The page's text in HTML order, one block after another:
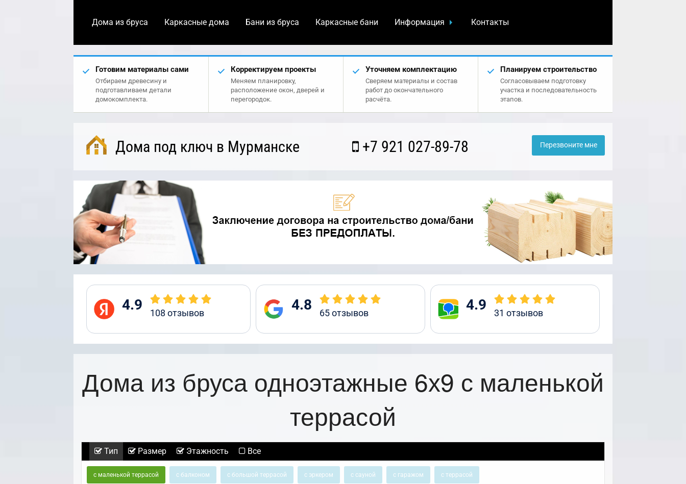
Дома из бруса Каркасные дома Бани из бруса Каркасные бани Информация Контакты
Готовим материалы сами
Отбираем древесину и
подготавливаем детали
домокомплекта.
Корректируем проекты
Меняем планировку,
расположение окон, дверей и
перегородок.
Уточняем комплектацию
Сверяем материалы и состав
работ до окончательного
расчёта.
Планируем строительство
Согласовываем подготовку
участка и последовательность
этапов.
Дома под ключ в Мурманске +7 921 027-89-78 Перезвоните мне
4.9 108 отзывов 4.8 65отзывов 4.9 31 отзывов
Дома из бруса одноэтажные 6х9 с маленькой
террасой
Тип Размер Этажность Все
с маленькой террасой с балконом с большой террасой с эркером с сауной с гаражом с террасой